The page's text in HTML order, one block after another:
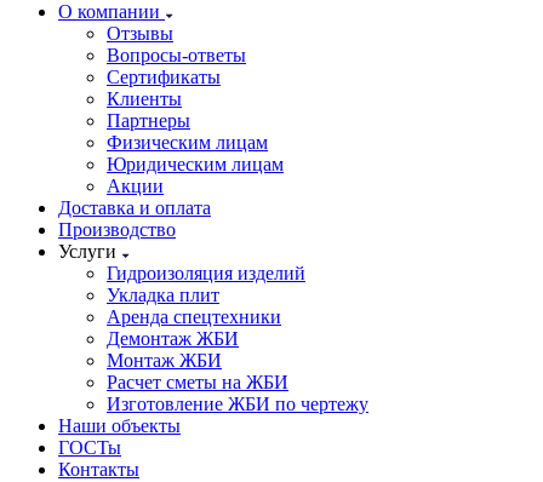
О компании
Отзывы
Вопросы-ответы
Сертификаты
Клиенты
Партнеры
Физическим лицам
Юридическим лицам
Акции
Доставка и оплата
Производство
Услуги
Гидроизоляция изделий
Укладка плит
Аренда спецтехники
Демонтаж ЖБИ
Монтаж ЖБИ
Расчет сметы на ЖБИ
Изготовление ЖБИ по чертежу
Наши объекты
ГОСТы
Контакты